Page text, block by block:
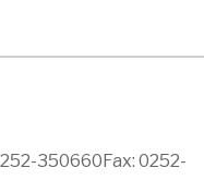
350660Fax: 0252-